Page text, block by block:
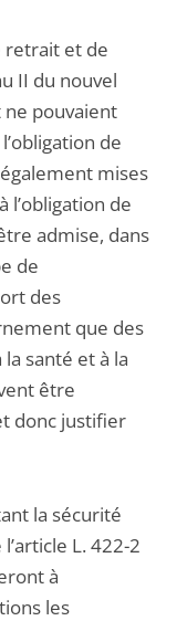
retrait et de
II du nouvel
ne pouvaient
de
mises
de
admise, dans
de
des
que des
santé et à la
être
donc justifier
la sécurité
L. 422-2
à
les